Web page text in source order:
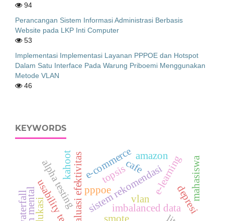
94
Perancangan Sistem Informasi Administrasi Berbasis
Website pada LKP Inti Computer
53
Implementasi Implementasi Layanan PPPOE dan Hotspot
Dalam Satu Interface Pada Warung Priboemi Menggunakan
Metode VLAN
46
KEYWORDS
sistem rekomendasi
smote
evaluasi efektivitas topsis
imbalanced data
e-commerce e-learning
alpha testing
kahoot amazon
depresi
mahasiswa
pppoe
vlan
cafe
waterfall